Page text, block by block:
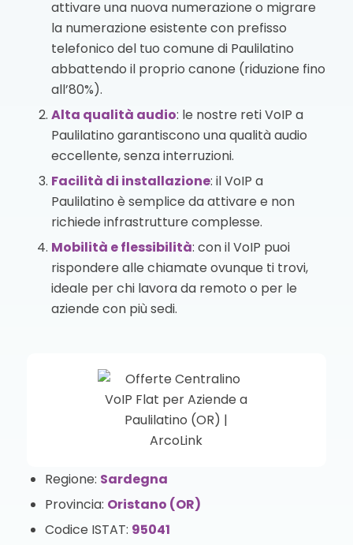
attivare una nuova numerazione o migrare
la numerazione esistente con prefisso
telefonico del tuo comune di Paulilatino
abbattendo il proprio canone (riduzione fino
all’80%).
Alta qualità audio: le nostre reti VoIP a
Paulilatino garantiscono una qualità audio
eccellente, senza interruzioni.
Facilità di installazione: il VoIP a
Paulilatino è semplice da attivare e non
richiede infrastrutture complesse.
Mobilità e flessibilità: con il VoIP puoi
rispondere alle chiamate ovunque ti trovi,
ideale per chi lavora da remoto o per le
aziende con più sedi.
Regione: Sardegna
Provincia: Oristano (OR)
Codice ISTAT: 95041